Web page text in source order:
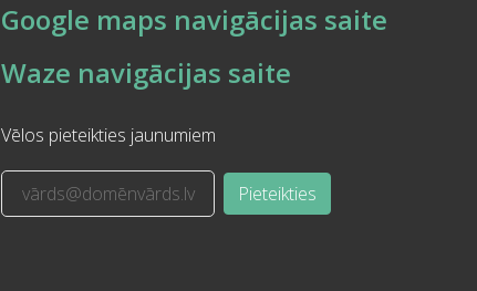
Google maps navigācijas saite
Waze navigācijas saite
Vēlos pieteikties jaunumiem
Pieteikties